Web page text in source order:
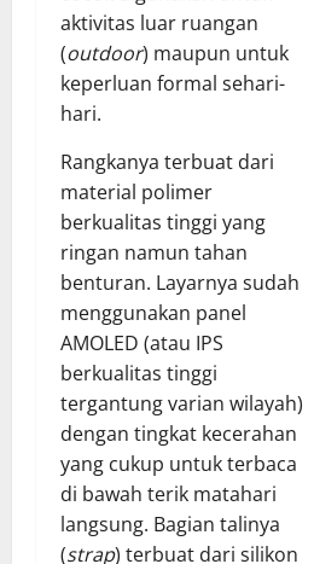
aktivitas luar ruangan
(outdoor) maupun untuk
keperluan formal sehari-
hari.
Rangkanya terbuat dari
material polimer
berkualitas tinggi yang
ringan namun tahan
benturan. Layarnya sudah
menggunakan panel
AMOLED (atau IPS
berkualitas tinggi
tergantung varian wilayah)
dengan tingkat kecerahan
yang cukup untuk terbaca
di bawah terik matahari
langsung. Bagian talinya
(strap) terbuat dari silikon